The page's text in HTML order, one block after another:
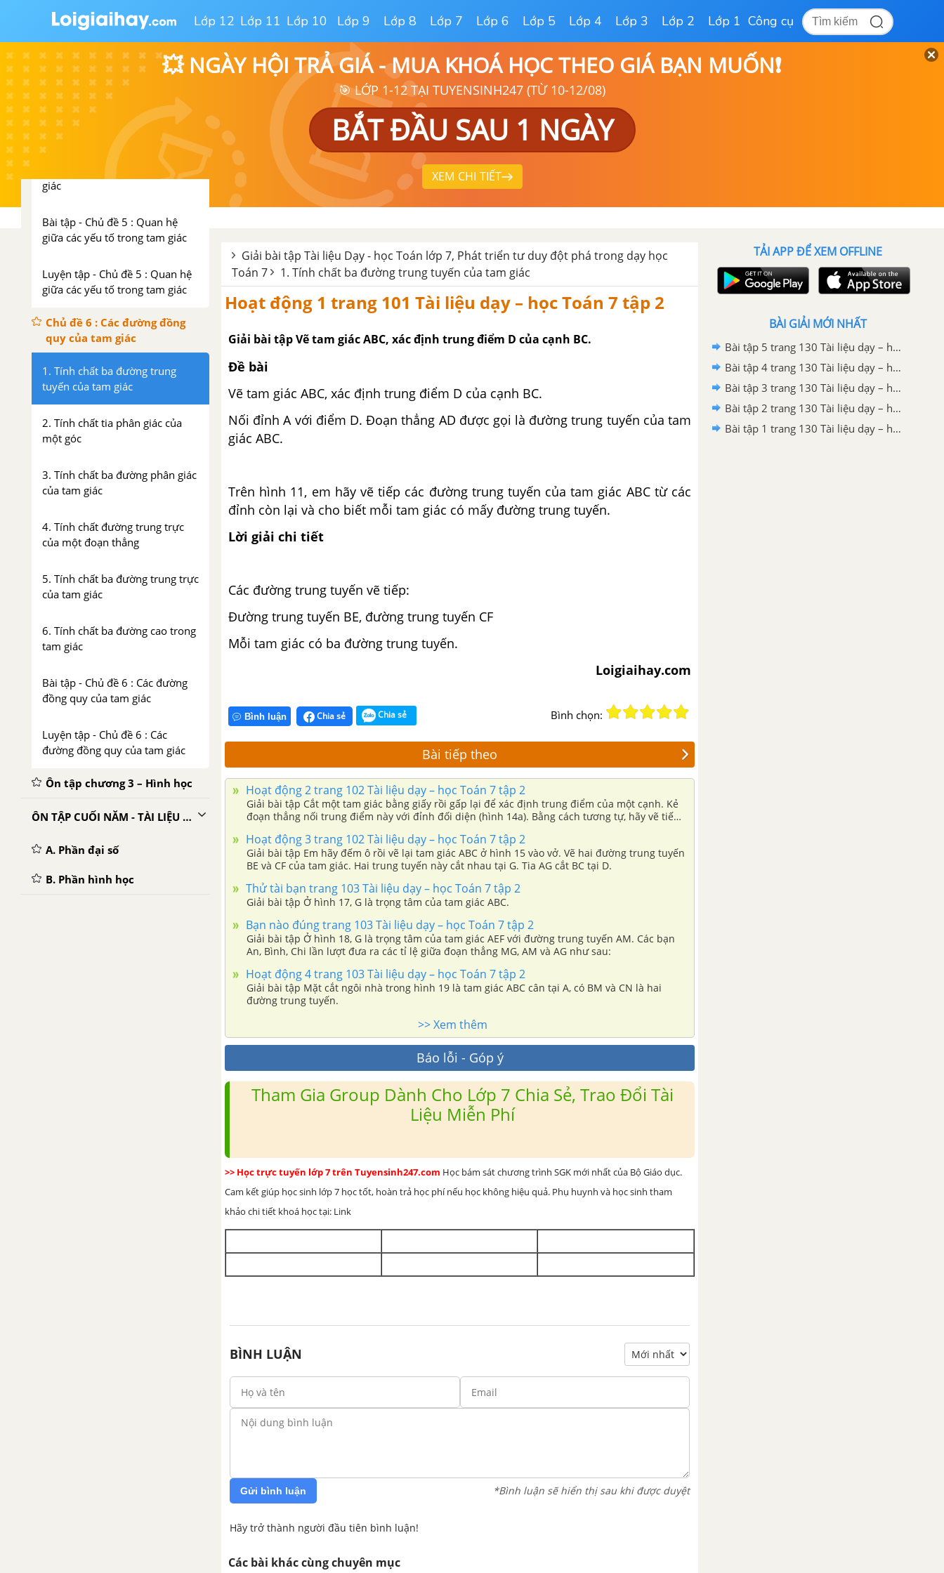
Lớp 12 Lớp 11 Lớp 10 Lớp 9 Lớp 8 Lớp 7 Lớp 6 Lớp 5 Lớp 4 Lớp 3 Lớp 2 Lớp 1 Công cụ
💥 NGÀY HỘI TRẢ GIÁ - MUA KHOÁ HỌC THEO GIÁ BẠN MUỐN❗
🎯 LỚP 1-12 TẠI TUYENSINH247 (TỪ 10-12/08)
BẮT ĐẦU SAU 1 NGÀY
XEM CHI TIẾT
trong một tam giác
2. Quan hệ giữa đường vuông
góc và đường xiên – Giữa
đường xiên và hình chiếu
3. Quan hệ giữa ba cạnh của
một tam giác bất đẳng thức tam
giác
Bài tập - Chủ đề 5 : Quan hệ
giữa các yếu tố trong tam giác
Luyện tập - Chủ đề 5 : Quan hệ
giữa các yếu tố trong tam giác
Chủ đề 6 : Các đường đồng
quy của tam giác
1. Tính chất ba đường trung
tuyến của tam giác
2. Tính chất tia phân giác của
một góc
3. Tính chất ba đường phân giác
của tam giác
4. Tính chất đường trung trực
của một đoạn thẳng
5. Tính chất ba đường trung trực
của tam giác
6. Tính chất ba đường cao trong
tam giác
Bài tập - Chủ đề 6 : Các đường
đồng quy của tam giác
Luyện tập - Chủ đề 6 : Các
đường đồng quy của tam giác
Ôn tập chương 3 – Hình học
ÔN TẬP CUỐI NĂM - TÀI LIỆU DẠY-HỌC TOÁN 7
A. Phần đại số
B. Phần hình học
Giải bài tập Tài liệu Dạy - học Toán lớp 7, Phát triển tư duy đột phá trong dạy học
Toán 7
1. Tính chất ba đường trung tuyến của tam giác
Hoạt động 1 trang 101 Tài liệu dạy – học Toán 7 tập 2
Giải bài tập Vẽ tam giác ABC, xác định trung điểm D của cạnh BC.
Đề bài
Vẽ tam giác ABC, xác định trung điểm D của cạnh BC.
Nối đỉnh A với điểm D. Đoạn thẳng AD được gọi là đường trung tuyến của tam
giác ABC.
Trên hình 11, em hãy vẽ tiếp các đường trung tuyến của tam giác ABC từ các
đỉnh còn lại và cho biết mỗi tam giác có mấy đường trung tuyến.
Lời giải chi tiết
Các đường trung tuyến vẽ tiếp:
Đường trung tuyến BE, đường trung tuyến CF
Mỗi tam giác có ba đường trung tuyến.
Loigiaihay.com
Bình luận Chia sẻ Chia sẻ Bình chọn:
Bài tiếp theo
Hoạt động 2 trang 102 Tài liệu dạy – học Toán 7 tập 2
Giải bài tập Cắt một tam giác bằng giấy rồi gấp lại để xác định trung điểm của một cạnh. Kẻ
đoạn thẳng nối trung điểm này với đỉnh đối diện (hình 14a). Bằng cách tương tự, hãy vẽ tiếp
Hoạt động 3 trang 102 Tài liệu dạy – học Toán 7 tập 2
Giải bài tập Em hãy đếm ô rồi vẽ lại tam giác ABC ở hình 15 vào vở. Vẽ hai đường trung tuyến
BE và CF của tam giác. Hai trung tuyến này cắt nhau tại G. Tia AG cắt BC tại D.
Thử tài bạn trang 103 Tài liệu dạy – học Toán 7 tập 2
Giải bài tập Ở hình 17, G là trọng tâm của tam giác ABC.
Bạn nào đúng trang 103 Tài liệu dạy – học Toán 7 tập 2
Giải bài tập Ở hình 18, G là trọng tâm của tam giác AEF với đường trung tuyến AM. Các bạn
An, Bình, Chi lần lượt đưa ra các tỉ lệ giữa đoạn thẳng MG, AM và AG như sau:
Hoạt động 4 trang 103 Tài liệu dạy – học Toán 7 tập 2
Giải bài tập Mặt cắt ngôi nhà trong hình 19 là tam giác ABC cân tại A, có BM và CN là hai
đường trung tuyến.
>> Xem thêm
Báo lỗi - Góp ý
Tham Gia Group Dành Cho Lớp 7 Chia Sẻ, Trao Đổi Tài
Liệu Miễn Phí
>> Học trực tuyến lớp 7 trên Tuyensinh247.com Học bám sát chương trình SGK mới nhất của Bộ Giáo dục.
Cam kết giúp học sinh lớp 7 học tốt, hoàn trả học phí nếu học không hiệu quả. Phụ huynh và học sinh tham
khảo chi tiết khoá học tại: Link
BÌNH LUẬN
Gửi bình luận *Bình luận sẽ hiển thị sau khi được duyệt
Hãy trở thành người đầu tiên bình luận!
Các bài khác cùng chuyên mục
TẢI APP ĐỂ XEM OFFLINE
BÀI GIẢI MỚI NHẤT
Bài tập 5 trang 130 Tài liệu dạy – học Toán 7 tập 2 - Hình học
Bài tập 4 trang 130 Tài liệu dạy – học Toán 7 tập 2 - Hình học
Bài tập 3 trang 130 Tài liệu dạy – học Toán 7 tập 2 - Hình học
Bài tập 2 trang 130 Tài liệu dạy – học Toán 7 tập 2
Bài tập 1 trang 130 Tài liệu dạy – học Toán 7 tập 2